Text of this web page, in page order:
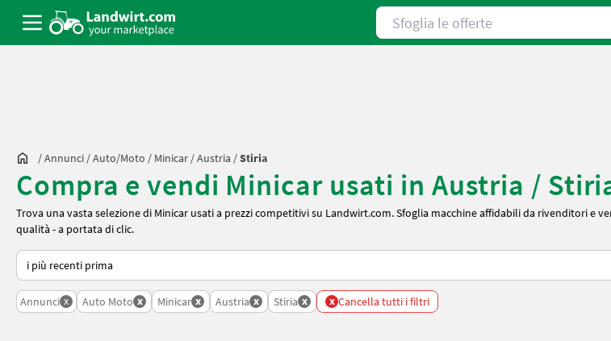
Sfoglia le offerte
/Annunci /Auto/moto / Minicar /Austria /Stiria
Compra e vendi Minicar usati in Austria /
Trova una vasta selezione di Minicar usati a prezzi competitivi su Landwirt.com. Sfoglia macchine affidabili da rivenditori e
qualità - a portata di clic.
Ecco come viene ordinato su Landwirt.com
Annunci x Auto Moto x Minicar x Austria x Stiria x x Cancella tutti i filtri